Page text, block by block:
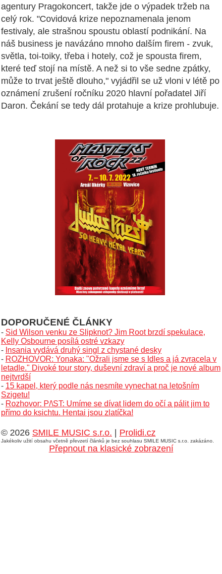
agentury Pragokoncert, takže jde o výpadek tržeb na
celý rok. "Covidová krize nepoznamenala jenom
festivaly, ale strašnou spoustu oblastí podnikání. Na
náš business je navázáno mnoho dalším firem - zvuk,
světla, toi-toiky, třeba i hotely, což je spousta firem,
které teď stojí na místě. A než si to vše sedne zpátky,
může to trvat ještě dlouho," vyjádřil se už vloni v létě po
oznámení zrušení ročníku 2020 hlavní pořadatel Jiří
Daron. Čekání se tedy dál protahuje a krize prohlubuje.
DOPORUČENÉ ČLÁNKY
- Sid Wilson venku ze Slipknot? Jim Root brzdí spekulace,
Kelly Osbourne posílá ostré vzkazy
- Insania vydává druhý singl z chystané desky
- ROZHOVOR: Yonaka: "Ožrali jsme se s Idles a já zvracela v
letadle." Divoké tour story, duševní zdraví a proč je nové album
nejtvrdší
- 15 kapel, který podle nás nesmíte vynechat na letošním
Szigetu!
- Rozhovor: P/\ST: Umíme se dívat lidem do očí a pálit jim to
přímo do ksichtu. Hentai jsou zlatíčka!
© 2026 SMILE MUSIC s.r.o. | Prolidi.cz
Jakékoliv užití obsahu včetně převzetí článků je bez souhlasu SMILE MUSIC s.r.o. zakázáno.
Přepnout na klasické zobrazení